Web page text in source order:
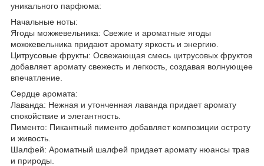
уникального парфюма:
Начальные ноты:
Ягоды можжевельника: Свежие и ароматные ягоды
можжевельника придают аромату яркость и энергию.
Цитрусовые фрукты: Освежающая смесь цитрусовых фруктов
добавляет аромату свежесть и легкость, создавая волнующее
впечатление.
Сердце аромата:
Лаванда: Нежная и утонченная лаванда придает аромату
спокойствие и элегантность.
Пименто: Пикантный пименто добавляет композиции остроту
и живость.
Шалфей: Ароматный шалфей придает аромату нюансы трав
и природы.